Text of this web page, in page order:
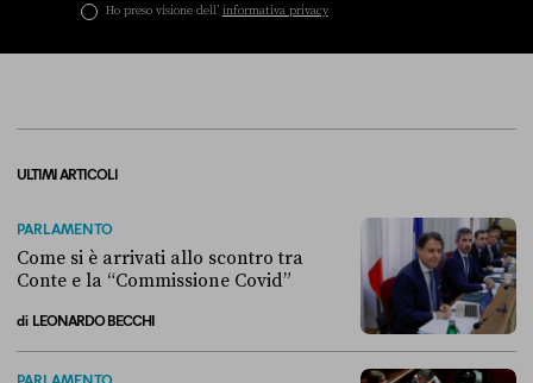
Ho preso visione dell’ informativa privacy
ULTIMI ARTICOLI
PARLAMENTO
Come si è arrivati allo scontro tra
Conte e la “Commissione Covid”
di LEONARDO BECCHI